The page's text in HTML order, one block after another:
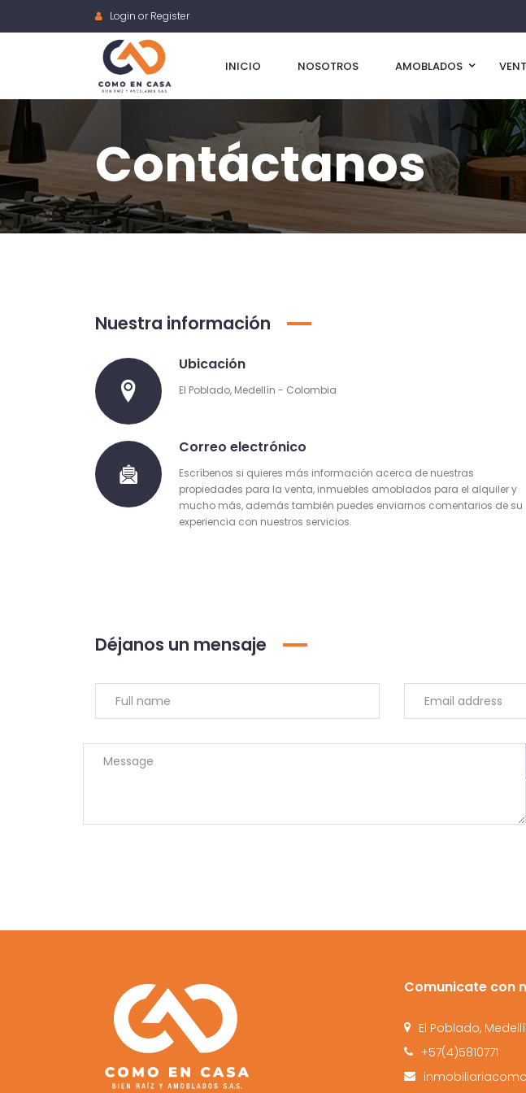
Login or Register
INICIO NOSOTROS AMOBLADOS
Contáctanos
Nuestra información
Ubicación
El Poblado, Medellín - Colombia
Correo electrónico
Escríbenos si quieres más información acerca de nuestras
propiedades para la venta, inmuebles amoblados para el alquiler y
mucho más, además también puedes enviarnos comentarios de su
experiencia con nuestros servicios.
Déjanos un mensaje
Comunicate con
El Poblado,
+57(4)5810771